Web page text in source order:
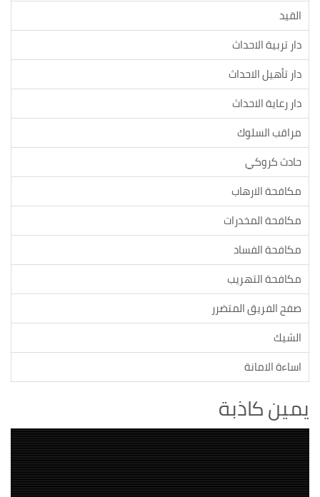
القيد
دار تربية الاحداث
دار تأهيل الاحداث
دار رعاية الاحداث
مراقب السلوك
حادث كروكي
مكافحة الارهاب
مكافحة المخدرات
مكافحة الفساد
مكافحة التهريب
صفح الفريق المتضرر
الشيك
اساءة الامانة
يمين كاذبة